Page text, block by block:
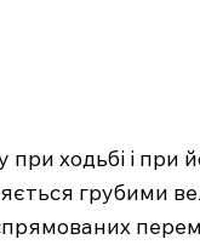
при ходьбі і при
грубими